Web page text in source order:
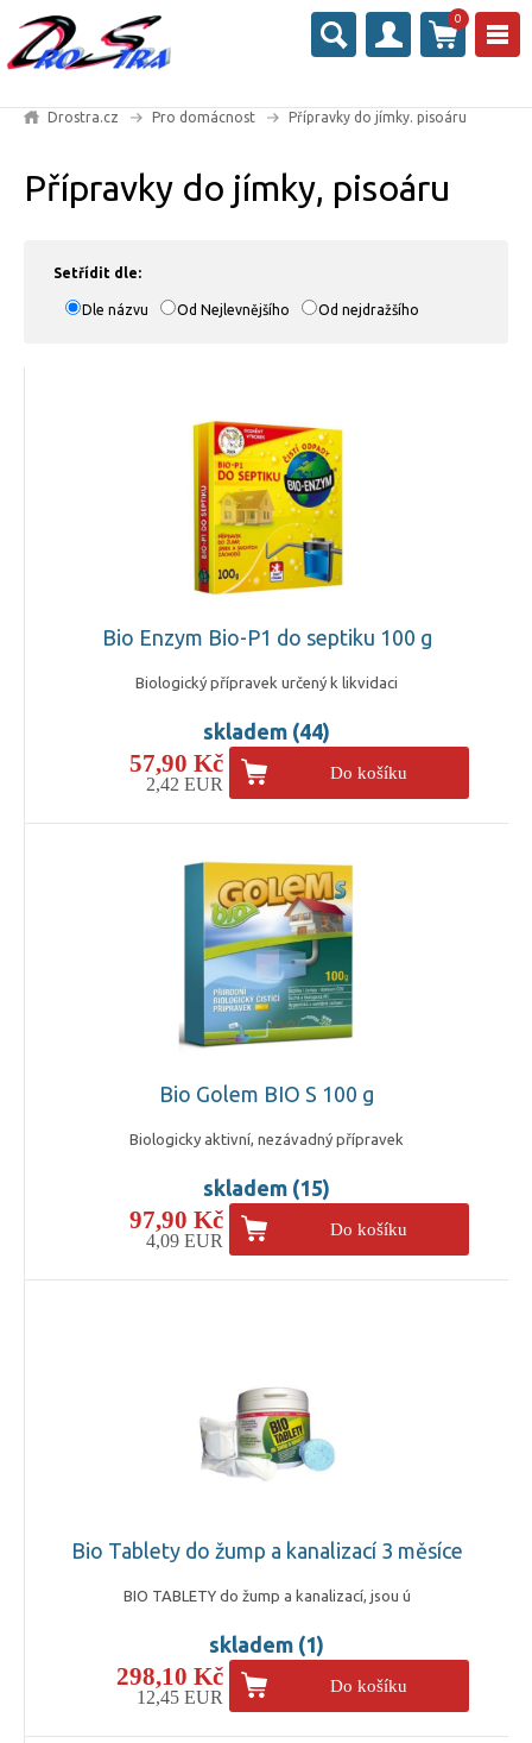
0
Drostra.cz Pro domácnost Přípravky do jímky. pisoáru
Přípravky do jímky, pisoáru
Setřídit dle:
Dle názvu Od Nejlevnějšího Od nejdražšího
Bio Enzym Bio-P1 do septiku 100 g
Biologický přípravek určený k likvidaci
skladem (44)
57,90 Kč
2,42 EUR
Do košíku
Bio Golem BIO S 100 g
Biologicky aktivní, nezávadný přípravek
skladem (15)
97,90 Kč
4,09 EUR
Do košíku
Bio Tablety do žump a kanalizací 3 měsíce
BIO TABLETY do žump a kanalizací, jsou ú
skladem (1)
298,10 Kč
12,45 EUR
Do košíku